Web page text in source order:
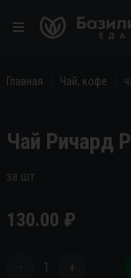
Главная Чай, кофе
Чай Ричард
за шт
130.00 ₽
- 1 +